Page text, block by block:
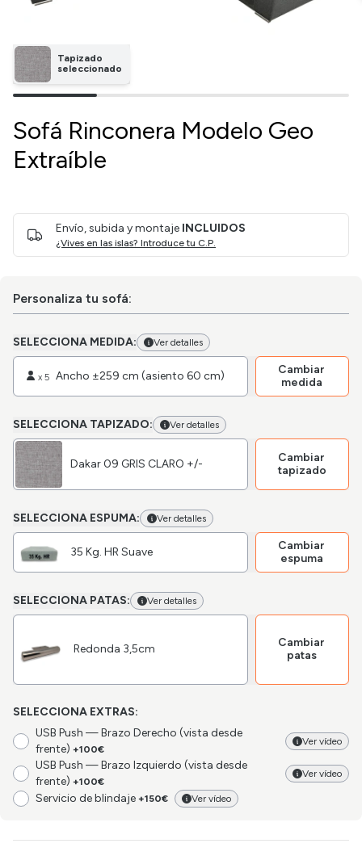
Tapizado
seleccionado
Sofá Rinconera Modelo Geo
Extraíble
Envío, subida y montaje INCLUIDOS
¿Vives en las islas? Introduce tu C.P.
Personaliza tu sofá:
SELECCIONA MEDIDA: Ver detalles
x 5 Ancho ±259 cm (asiento 60 cm)
Cambiar
medida
SELECCIONA TAPIZADO: Ver detalles
Dakar 09 GRIS CLARO +/-
Cambiar
tapizado
SELECCIONA ESPUMA: Ver detalles
35 Kg. HR Suave
Cambiar
espuma
SELECCIONA PATAS: Ver detalles
Redonda 3,5cm
Cambiar
patas
SELECCIONA EXTRAS:
USB Push — Brazo Derecho (vista desde
frente) +100€
Ver vídeo
USB Push — Brazo Izquierdo (vista desde
frente) +100€
Ver vídeo
Servicio de blindaje +150€ Ver vídeo